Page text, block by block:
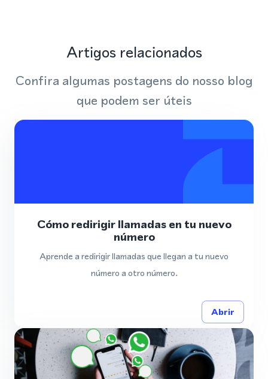
Artigos relacionados
Confira algumas postagens do nosso blog
que podem ser úteis
Cómo redirigir llamadas en tu nuevo
número
Aprende a redirigir llamadas que llegan a tu nuevo
número a otro número.
Abrir